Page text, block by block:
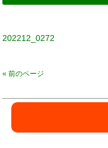
202212_0272
« 前のページ